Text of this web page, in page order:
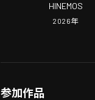
HINEMOS
2026年
参加作品